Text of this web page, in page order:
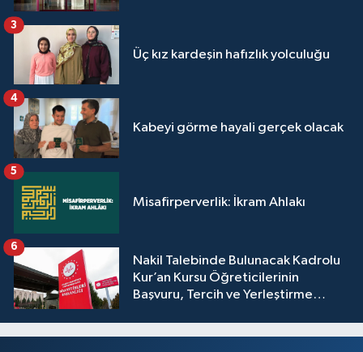
Üç kız kardeşin hafızlık yolculuğu
3
Kabeyi görme hayali gerçek olacak
4
Misafirperverlik: İkram Ahlakı
5
Nakil Talebinde Bulunacak Kadrolu
Kur’an Kursu Öğreticilerinin
Başvuru, Tercih ve Yerleştirme
6
Siirt Müftülüğü
Sinop Müftülüğü
Şanlıurfa Müftülüğü
Şırnak Müftülüğü
Tekirdağ Müftülüğü
Tokat Müftülüğü
Trabzon Müftülüğü
Tunceli Müftülüğü